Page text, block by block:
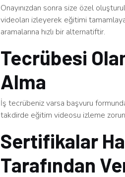
Onayınızdan sonra size özel
videoları izleyerek eğitimi
aramalarına hızlı bir alternatiftir.
Tecrübesi
Alma
İş tecrübeniz varsa başvuru
takdirde eğitim videosu izleme
Sertifikalar
Tarafından